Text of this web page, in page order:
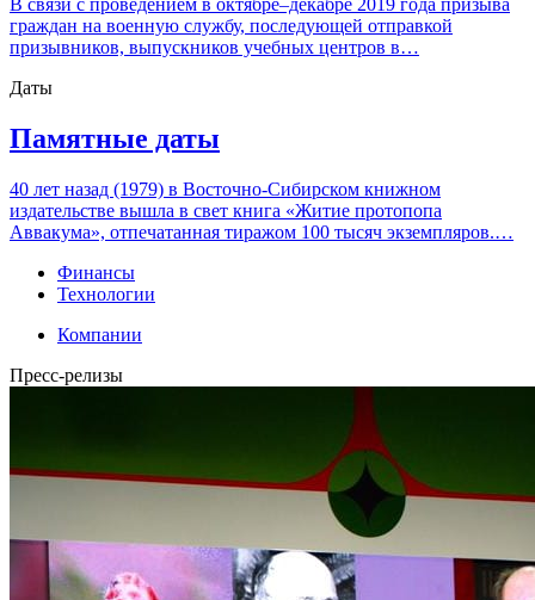
В связи с проведением в октябре–декабре 2019 года призыва
граждан на военную службу, последующей отправкой
призывников, выпускников учебных центров в…
Даты
Памятные даты
40 лет назад (1979) в Восточно-Сибирском книжном
издательстве вышла в свет книга «Житие протопопа
Аввакума», отпечатанная тиражом 100 тысяч экземпляров.…
Финансы
Технологии
Компании
Пресс-релизы